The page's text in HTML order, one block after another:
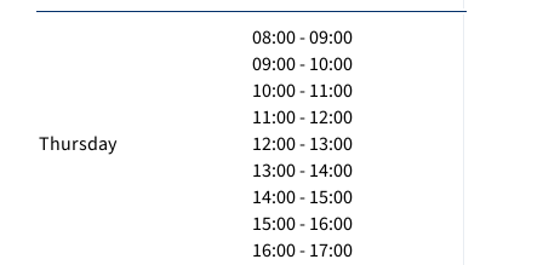
Thursday
08:00 - 09:00
09:00 - 10:00
10:00 - 11:00
11:00 - 12:00
12:00 - 13:00
13:00 - 14:00
14:00 - 15:00
15:00 - 16:00
16:00 - 17:00